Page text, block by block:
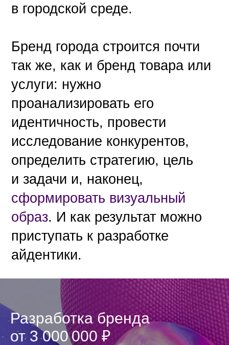
в городской среде.
Бренд города строится почти
так же, как и бренд товара или
услуги: нужно
проанализировать его
идентичность, провести
исследование конкурентов,
определить стратегию, цель
и задачи и, наконец,
сформировать визуальный
образ. И как результат можно
приступать к разработке
айдентики.
Разработка бренда
от 3 000 000 ₽